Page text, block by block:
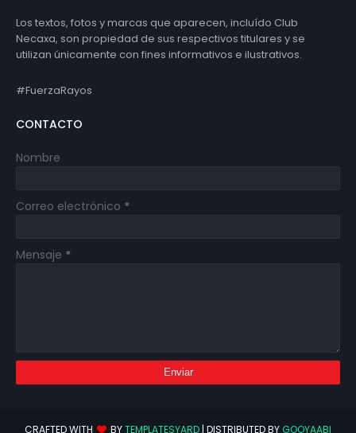
Los textos, fotos y marcas que aparecen, incluído Club
Necaxa, son propiedad de sus respectivos titulares y se
utilizan únicamente con fines informativos e ilustrativos.
#FuerzaRayos
CONTACTO
Nombre
Correo electrónico *
Mensaje *
CRAFTED WITH BYTEMPLATESYARD | DISTRIBUTED BY GOOYAABI